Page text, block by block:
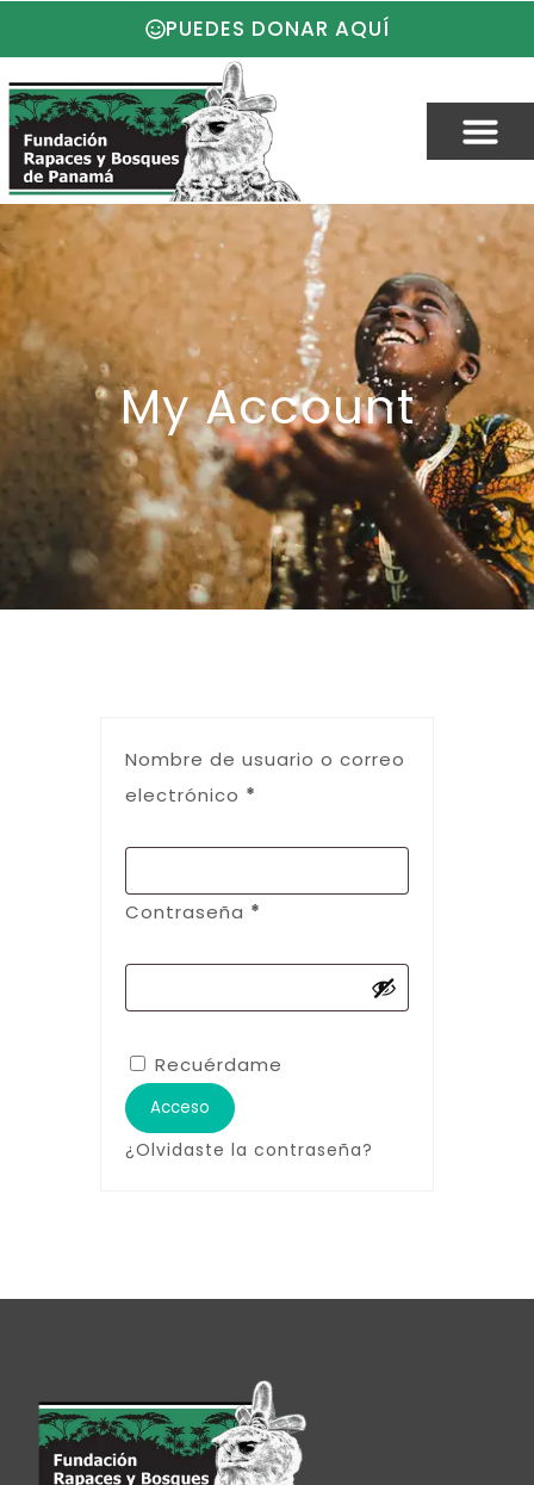
PUEDES DONAR AQUÍ
My Account
Nombre de usuario o correo
electrónico *
Contraseña *
Recuérdame
Acceso
¿Olvidaste la contraseña?